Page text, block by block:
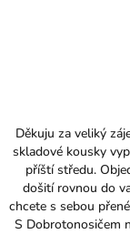
Děkuju za veliký
skladové kousky
příští středu.
došití rovnou do
chcete s sebou
S Dobrotonosičem